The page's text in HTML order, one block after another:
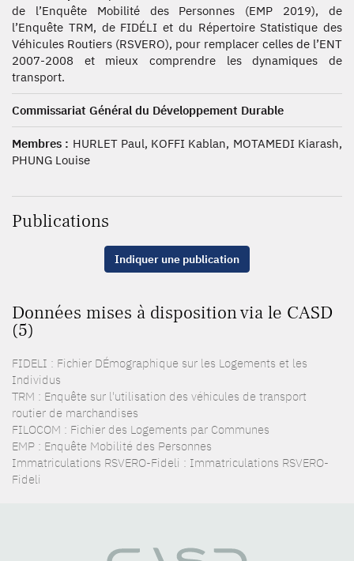
de l’Enquête Mobilité des Personnes (EMP 2019), de
l’Enquête TRM, de FIDÉLI et du Répertoire Statistique des
Véhicules Routiers (RSVERO), pour remplacer celles de l’ENT
2007-2008 et mieux comprendre les dynamiques de
transport.
Commissariat Général du Développement Durable
Membres : HURLET Paul, KOFFI Kablan, MOTAMEDI Kiarash,
PHUNG Louise
Publications
Indiquer une publication
Données mises à disposition via le CASD
(5)
FIDELI : Fichier DÉmographique sur les Logements et les
Individus
TRM : Enquête sur l'utilisation des véhicules de transport
routier de marchandises
FILOCOM : Fichier des Logements par Communes
EMP : Enquête Mobilité des Personnes
Immatriculations RSVERO-Fideli : Immatriculations RSVERO-
Fideli